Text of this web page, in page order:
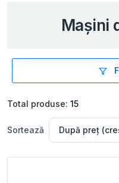
Maşini
Total produse: 15
Sortează